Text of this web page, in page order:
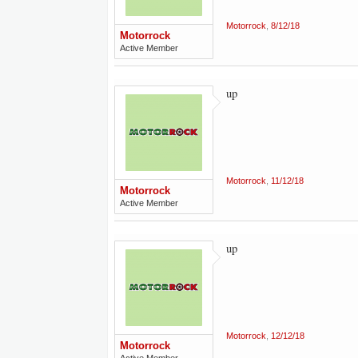
Motorrock
Active Member
Motorrock 8/12/18
Motorrock
Active Member
up
Motorrock 11/12/18
Motorrock
up
Motorrock 12/12/18